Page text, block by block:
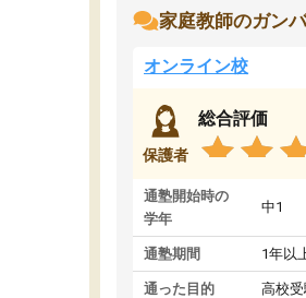
家庭教師のガン
オンライン校
保護者
総合評価
通塾開始時の
学年
中1
通塾期間 1年以
通った目的 高校